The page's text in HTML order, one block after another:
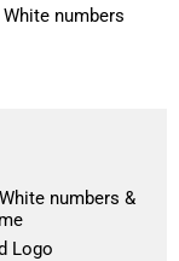
White numbers
numbers &
Logo